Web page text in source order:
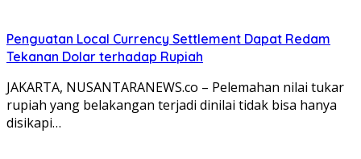
Penguatan Local Currency Settlement Dapat Redam
Tekanan Dolar terhadap Rupiah
JAKARTA, NUSANTARANEWS.co – Pelemahan nilai tukar
rupiah yang belakangan terjadi dinilai tidak bisa hanya
disikapi…